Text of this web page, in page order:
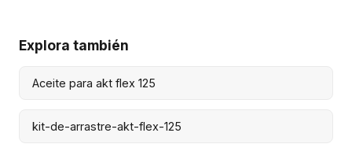
Explora también
Aceite para akt flex 125
kit-de-arrastre-akt-flex-125